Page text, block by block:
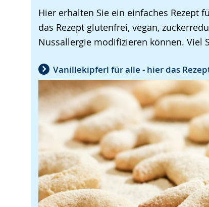
Hier erhalten Sie ein einfaches Rezept
das Rezept glutenfrei, vegan,
Nussallergie modifizieren können. Viel
Vanillekipferl für alle - hier das